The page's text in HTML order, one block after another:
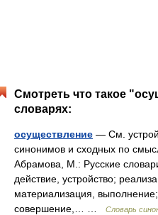
Смотреть что такое
словарях:
осуществление — См.
синонимов и сходных по
Абрамова, М.: Русские
действие, устройство;
материализация,
совершение,… …
Словарь